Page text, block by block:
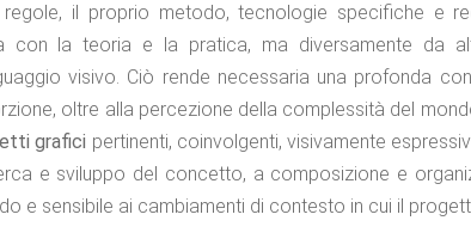
il proprio metodo, tecnologie specifiche e
con la teoria e la pratica, ma diversamente da
visivo. Ciò rende necessaria una profonda
oltre alla percezione della complessità del
grafici pertinenti, coinvolgenti, visivamente
e sviluppo del concetto, a composizione e
e sensibile ai cambiamenti di contesto in cui il